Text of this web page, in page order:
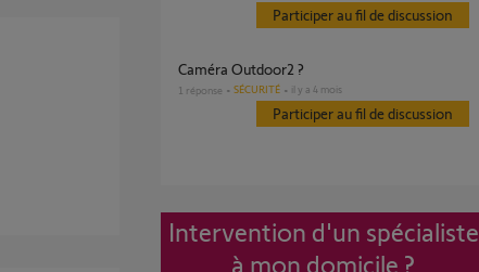
Participer au fil de discussion
Caméra Outdoor2 ?
1 réponse SÉCURITÉ il y a 4 mois
Participer au fil de discussion
Intervention d'un spécialiste
à mon domicile ?